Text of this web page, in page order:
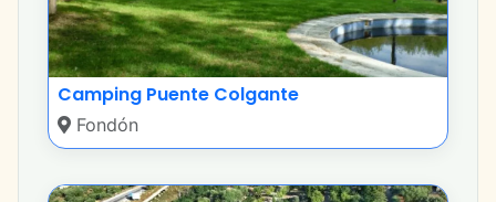
Camping Puente Colgante
Fondón